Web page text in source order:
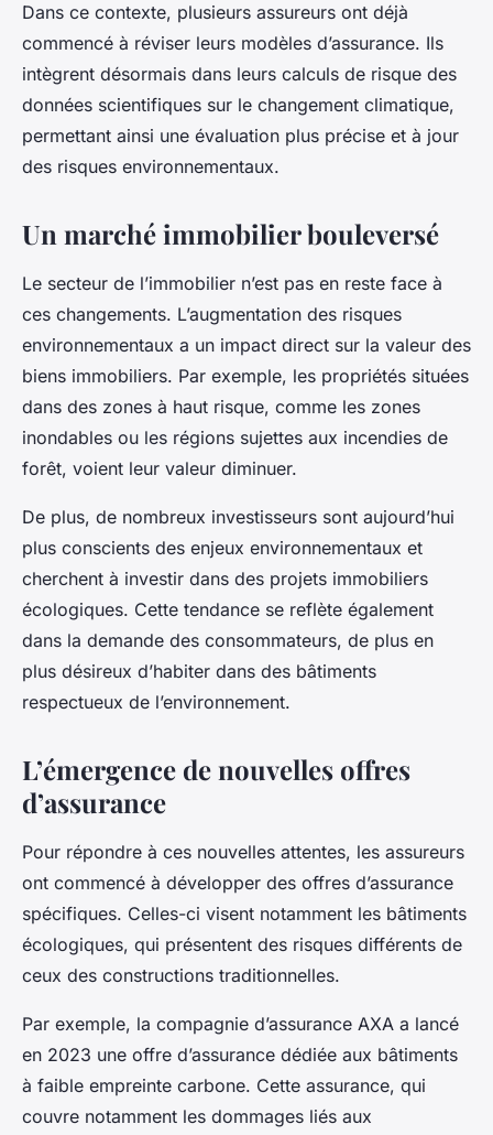
Dans ce contexte, plusieurs assureurs ont déjà
commencé à réviser leurs modèles d’assurance. Ils
intègrent désormais dans leurs calculs de risque des
données scientifiques sur le changement climatique,
permettant ainsi une évaluation plus précise et à jour
des risques environnementaux.
Un marché immobilier bouleversé
Le secteur de l’immobilier n’est pas en reste face à
ces changements. L’augmentation des risques
environnementaux a un impact direct sur la valeur des
biens immobiliers. Par exemple, les propriétés situées
dans des zones à haut risque, comme les zones
inondables ou les régions sujettes aux incendies de
forêt, voient leur valeur diminuer.
De plus, de nombreux investisseurs sont aujourd’hui
plus conscients des enjeux environnementaux et
cherchent à investir dans des projets immobiliers
écologiques. Cette tendance se reflète également
dans la demande des consommateurs, de plus en
plus désireux d’habiter dans des bâtiments
respectueux de l’environnement.
L’émergence de nouvelles offres
d’assurance
Pour répondre à ces nouvelles attentes, les assureurs
ont commencé à développer des offres d’assurance
spécifiques. Celles-ci visent notamment les bâtiments
écologiques, qui présentent des risques différents de
ceux des constructions traditionnelles.
Par exemple, la compagnie d’assurance AXA a lancé
en 2023 une offre d’assurance dédiée aux bâtiments
à faible empreinte carbone. Cette assurance, qui
couvre notamment les dommages liés aux